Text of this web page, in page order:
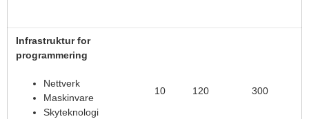
Infrastruktur for
programmering
Nettverk
Maskinvare
Skyteknologi
10 120 300